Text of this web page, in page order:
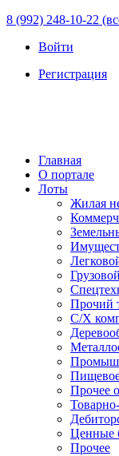
8 (992) 248-10-22
Войти
Регистрация
Главная
О портале
Лоты
Жилая
Прочий
С/Х
Прочее
Ценные
Прочее